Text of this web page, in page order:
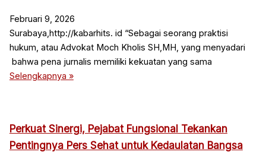
Februari 9, 2026
Surabaya,http://kabarhits. id “Sebagai seorang praktisi
hukum, atau Advokat Moch Kholis SH,MH, yang menyadari
bahwa pena jurnalis memiliki kekuatan yang sama
Selengkapnya »
Perkuat Sinergi, Pejabat Fungsional Tekankan
Pentingnya Pers Sehat untuk Kedaulatan Bangsa